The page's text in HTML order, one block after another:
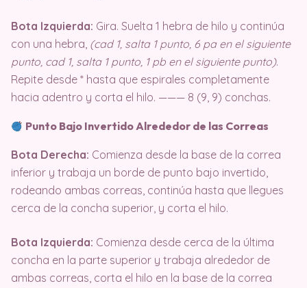
Bota Izquierda: Gira. Suelta 1 hebra de hilo y continúa
con una hebra, (cad 1, salta 1 punto, 6 pa en el siguiente
punto, cad 1, salta 1 punto, 1 pb en el siguiente punto).
Repite desde * hasta que espirales completamente
hacia adentro y corta el hilo. ——— 8 (9, 9) conchas.
Punto Bajo Invertido Alrededor de las Correas
Bota Derecha: Comienza desde la base de la correa
inferior y trabaja un borde de punto bajo invertido,
rodeando ambas correas, continúa hasta que llegues
cerca de la concha superior, y corta el hilo.
Bota Izquierda: Comienza desde cerca de la última
concha en la parte superior y trabaja alrededor de
ambas correas, corta el hilo en la base de la correa